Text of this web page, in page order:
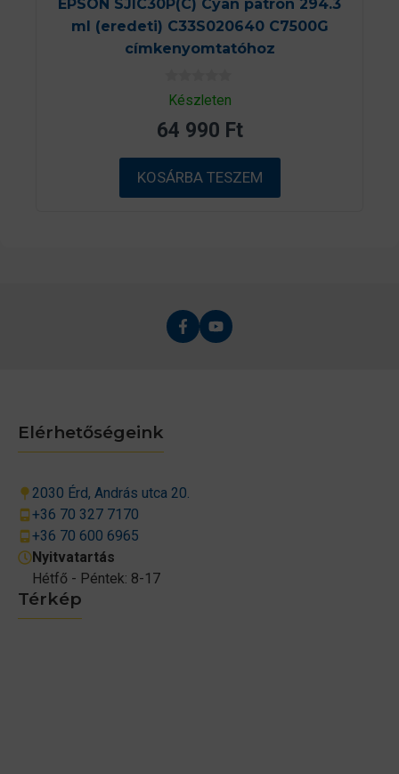
EPSON SJIC30P(C) Cyan patron 294.3
ml (eredeti) C33S020640 C7500G
címkenyomtatóhoz
0
a
5
b
ő
l
Készleten
64 990 Ft
KOSÁRBA TESZEM
Térkép
Elérhetőségeink
2030 Érd, András utca 20.
+36 70 327 7170
+36 70 600 6965
Nyitvatartás
Hétfő - Péntek: 8-17